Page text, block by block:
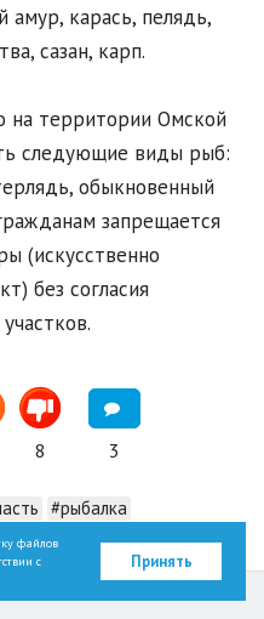
амур, карась, пелядь,
сазан, карп.
на территории Омской
следующие виды рыб:
обыкновенный
запрещается
(искусственно
без согласия
8 3
#рыбалка
файлов
с
Принять